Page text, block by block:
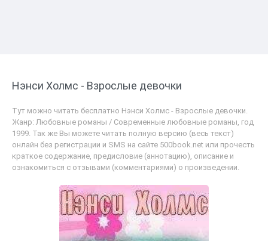
Нэнси Холмс - Взрослые девочки
Тут можно читать бесплатно Нэнси Холмс - Взрослые девочки.
Жанр: Любовные романы / Современные любовные романы, год
1999. Так же Вы можете читать полную версию (весь текст)
онлайн без регистрации и SMS на сайте 500book.net или прочесть
краткое содержание, предисловие (аннотацию), описание и
ознакомиться с отзывами (комментариями) о произведении.